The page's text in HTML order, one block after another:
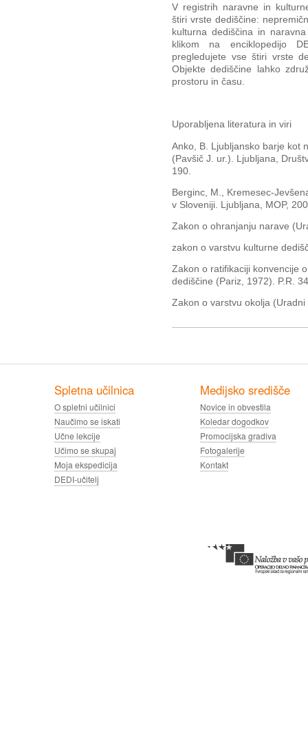
V registrih naravne in
štiri vrste dediščine:
kulturna dediščina in
klikom na enciklopedijo
pregledujete vse štiri vrste
Objekte dediščine lahko
prostoru in času.
Uporabljena literatura in viri
Anko, B. Ljubljansko barje kot
(Pavšič J. ur.). Ljubljana,
190.
Berginc, M., Kremesec-
v Sloveniji. Ljubljana, MOP,
Zakon o ohranjanju narave
zakon o varstvu kulturne
Zakon o ratifikaciji konvencije
dediščine (Pariz, 1972). P.R.
Zakon o varstvu okolja
Spletna učilnica
O spletni učilnici
Naučimo se iskati
Učne lekcije
Učimo se skupaj
Moja ekspedicija
DEDI-učitelj
Medijsko središče
Novice in obvestila
Koledar dogodkov
Promocijska gradiva
Fotogalerije
Kontakt